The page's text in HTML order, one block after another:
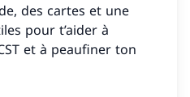
des cartes et une
pour t’aider à
et à peaufiner ton